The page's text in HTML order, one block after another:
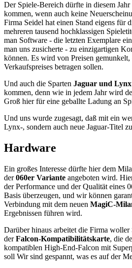
Der Spiele-Bereich dürfte in diesem
kommen, wenn auch keine
Firma Seidel hat einen Stand eigens für
mehreren tausend hochklassigen
man Software - die letzten Exemplare
man uns zusicherte - zu einzigartigen
können. Es wird von Preisen gemunkelt,
Verkaufspreises betragen sollen.
Und auch die Sparten Jaguar und Lynx
kommen, denn wie in jedem Jahr wird
Groß hier für eine geballte Ladung an
Und uns wurde zugesagt, daß mit ein
Lynx-, sondern auch neue Jaguar-Titel
Hardware
Ein großes Interesse dürfte hier dem
der060er Variante angeboten wird.
der Performance und der Qualität eines
Basis überzeugen, und wir können
Verbindung mit dem neuen MagiC-
Ergebnissen führen wird.
Darüber hinaus arbeitet die Firma
derFalcon-Kompatibilitätskarte, die
kompatiblen High-End-Falcon mit
soll Wir sind gespannt, was es auf der